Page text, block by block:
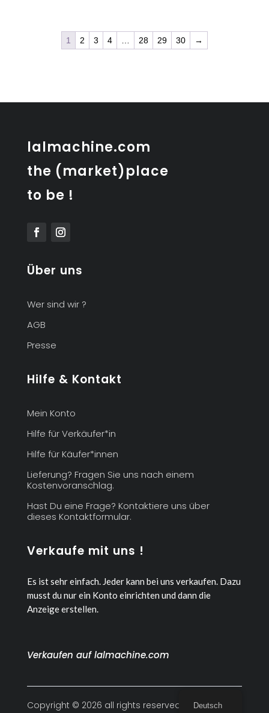
1 2 3 4 … 28 29 30 →
lalmachine.com
the (market)place
to be !
Über uns
Wer sind wir ?
AGB
Presse
Hilfe & Kontakt
Mein Konto
Hilfe für Verkäufer*in
Hilfe für Käufer*innen
Lieferung? Fragen Sie uns nach einem
Kostenvoranschlag.
Hast Du eine Frage? Kontaktiere uns über
dieses Kontaktformular.
Verkaufe mit uns !
Es ist sehr einfach. Jeder kann bei uns verkaufen. Dazu
musst du nur ein Konto einrichten und dann die
Anzeige erstellen.
Verkaufen auf lalmachine.com
Copyright © 2026 all rights reserved Deutsch